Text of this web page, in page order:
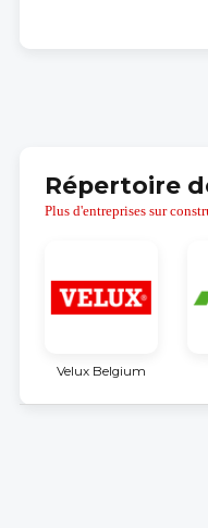
Répertoire
Plus d'entreprises sur
Velux Belgium